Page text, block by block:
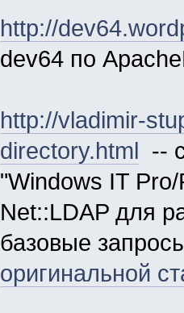
http://
dev64 по
http://vladimir-
directory.html
--
"Windows IT
Net::LDAP для
базовые
оригинальной